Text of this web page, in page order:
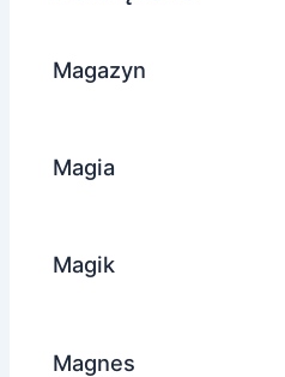
Magazyn
Magia
Magik
Magnes